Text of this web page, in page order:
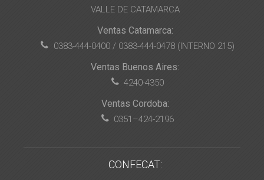
VALLE DE CATAMARCA
Ventas Catamarca:
0383-444-0400 / 0383-444-0478 (INTERNO 215)
Ventas Buenos Aires:
4240-4350
Ventas Cordoba:
0351–424-2196
CONFECAT: